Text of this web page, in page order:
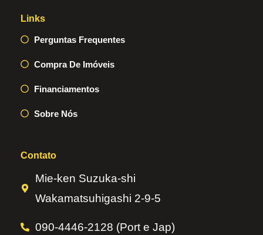
Links
Perguntas Frequentes
Compra De Imóveis
Financiamentos
Sobre Nós
Contato
Mie-ken Suzuka-shi
Wakamatsuhigashi 2-9-5
090-4446-2128 (Port e Jap)